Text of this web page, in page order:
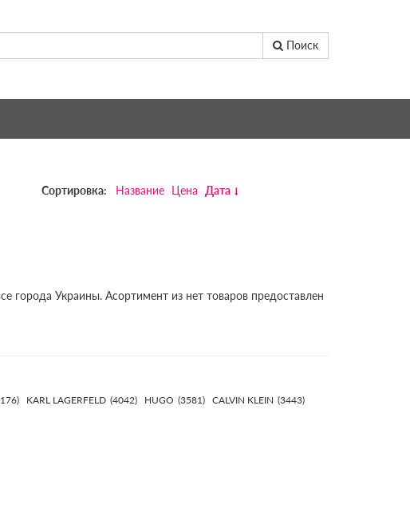
Поиск
Сортировка: Название Цена Дата
города Украины. Асортимент из нет товаров предоставлен
KARL LAGERFELD (4042) HUGO (3581) CALVIN KLEIN (3443)